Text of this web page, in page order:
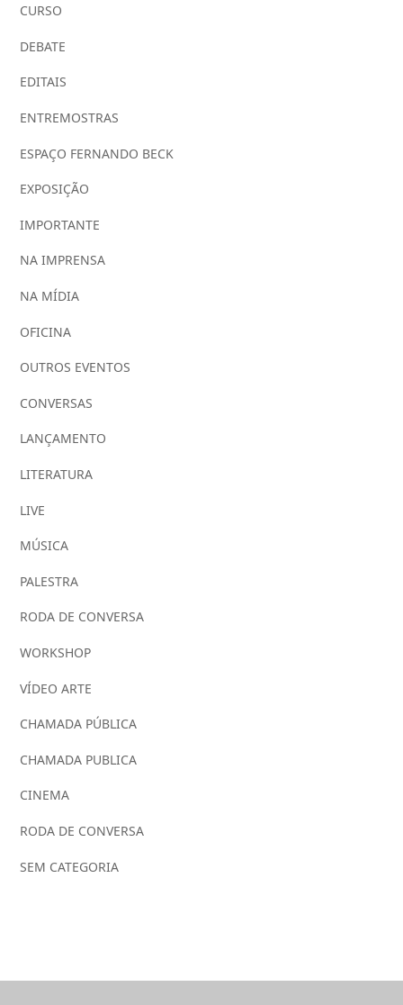
CURSO
DEBATE
EDITAIS
ENTREMOSTRAS
ESPAÇO FERNANDO BECK
EXPOSIÇÃO
IMPORTANTE
NA IMPRENSA
NA MÍDIA
OFICINA
OUTROS EVENTOS
CONVERSAS
LANÇAMENTO
LITERATURA
LIVE
MÚSICA
PALESTRA
RODA DE CONVERSA
WORKSHOP
VÍDEO ARTE
CHAMADA PÚBLICA
CHAMADA PUBLICA
CINEMA
RODA DE CONVERSA
SEM CATEGORIA